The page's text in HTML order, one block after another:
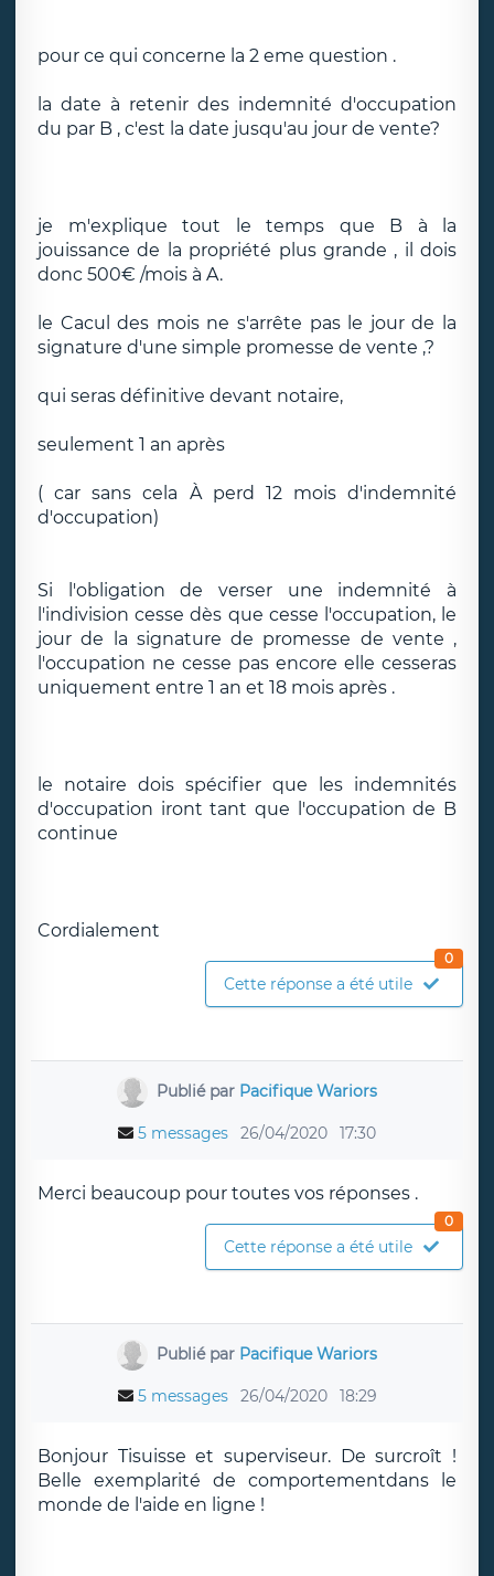
pour ce qui concerne la 2 eme question .
la date à retenir des indemnité d'occupation
du par B , c'est la date jusqu'au jour de vente?
je m'explique tout le temps que B à la
jouissance de la propriété plus grande , il dois
donc 500€ /mois à A.
le Cacul des mois ne s'arrête pas le jour de la
signature d'une simple promesse de vente ,?
qui seras définitive devant notaire,
seulement 1 an après
( car sans cela À perd 12 mois d'indemnité
d'occupation)
Si l'obligation de verser une indemnité à
l'indivision cesse dès que cesse l'occupation, le
jour de la signature de promesse de vente ,
l'occupation ne cesse pas encore elle cesseras
uniquement entre 1 an et 18 mois après .
le notaire dois spécifier que les indemnités
d'occupation iront tant que l'occupation de B
continue
Cordialement
Cette réponse a été utile
0
Publié par Pacifique Wariors
5 messages 26/04/2020 17:30
Merci beaucoup pour toutes vos réponses .
Cette réponse a été utile
0
Publié par Pacifique Wariors
5 messages 26/04/2020 18:29
Bonjour Tisuisse et superviseur. De surcroît !
Belle exemplarité de comportementdans le
monde de l'aide en ligne !